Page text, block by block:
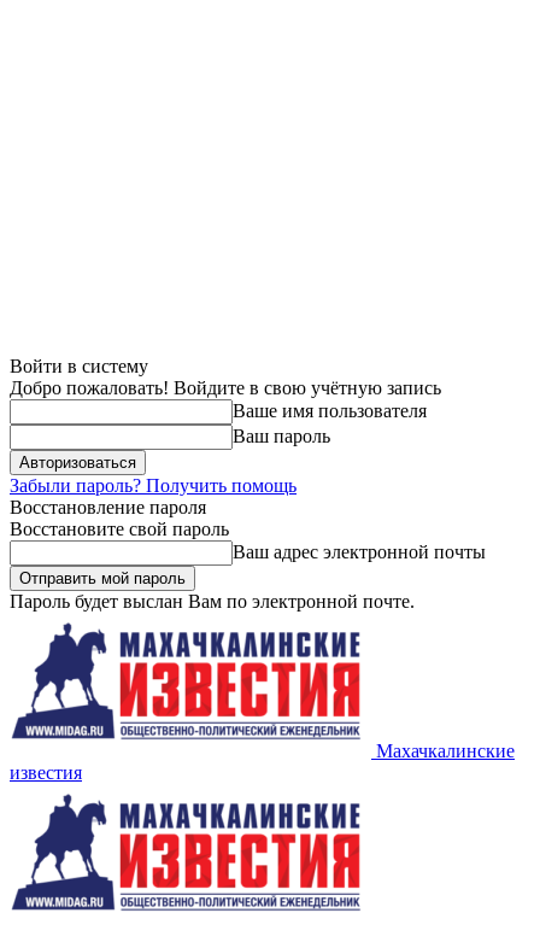
Войти в систему
Добро пожаловать! Войдите в свою учётную запись
Ваше имя пользователя
Ваш пароль
Забыли пароль? Получить помощь
Восстановление пароля
Восстановите свой пароль
Ваш адрес электронной почты
Пароль будет выслан Вам по электронной почте.
Махачкалинские
известия